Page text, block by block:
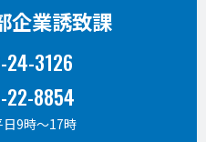
企業誘致課
24-3126
22-8854
9時〜17時